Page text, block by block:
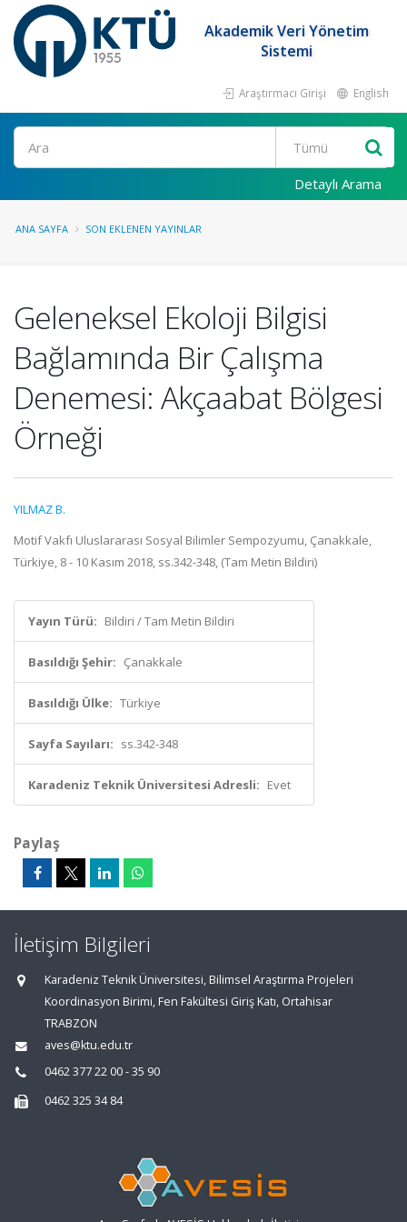
Akademik Veri Yönetim
Sistemi
Araştırmacı Girişi English
Ara
Detaylı Arama
ANA SAYFA SON EKLENEN YAYINLAR
Geleneksel Ekoloji Bilgisi
Bağlamında Bir Çalışma
Denemesi: Akçaabat Bölgesi
Örneği
YILMAZ B.
Motif Vakfı Uluslararası Sosyal Bilimler Sempozyumu, Çanakkale,
Türkiye, 8 - 10 Kasım 2018, ss.342-348, (Tam Metin Bildiri)
Yayın Türü: Bildiri / Tam Metin Bildiri
Basıldığı Şehir: Çanakkale
Basıldığı Ülke: Türkiye
Sayfa Sayıları: ss.342-348
Karadeniz Teknik Üniversitesi Adresli: Evet
Paylaş
İletişim Bilgileri
Karadeniz Teknik Üniversitesi, Bilimsel Araştırma Projeleri
Koordinasyon Birimi, Fen Fakültesi Giriş Katı, Ortahisar
TRABZON
aves@ktu.edu.tr
0462 377 22 00 - 35 90
0462 325 34 84